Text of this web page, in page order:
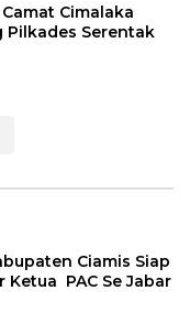
Cimalaka
Pilkades Serentak
Ciamis Siap
PAC Se Jabar